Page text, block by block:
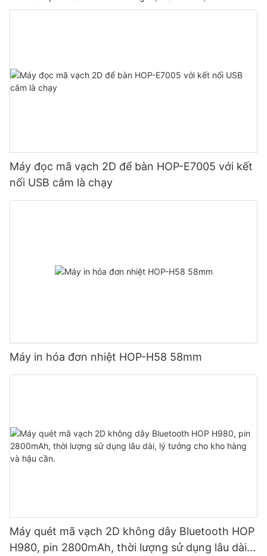
Máy đọc mã vạch 2D để bàn HOP-E7005 với kết
nối USB cắm là chạy
Máy in hóa đơn nhiệt HOP-H58 58mm
Máy quét mã vạch 2D không dây Bluetooth HOP
H980, pin 2800mAh, thời lượng sử dụng lâu dài,